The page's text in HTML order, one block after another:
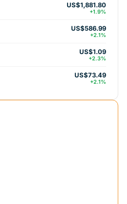
US$1,881.80
+1.9%
US$586.99
+2.1%
US$1.09
+2.3%
US$73.49
+2.1%